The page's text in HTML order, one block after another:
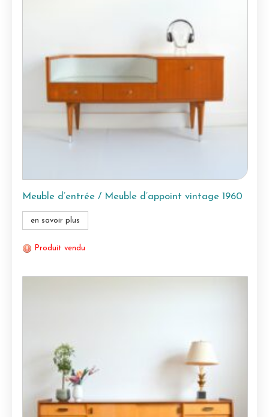
Meuble d’entrée / Meuble d’appoint vintage 1960
en savoir plus
Produit vendu